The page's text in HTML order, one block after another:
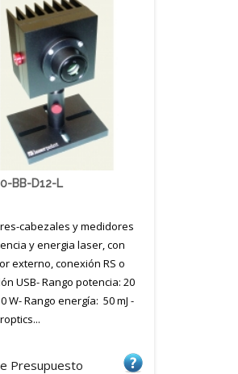
BB-D12-L
cabezales y medidores
y energia laser, con
externo, conexión RS o
USB- Rango potencia: 20
W- Rango energía: 50 mJ -
Presupuesto